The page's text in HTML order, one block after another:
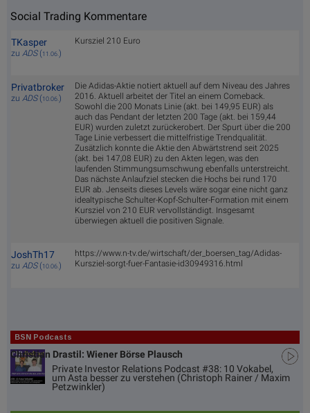
Social Trading Kommentare
TKasper
zu ADS(11.06. )
Kursziel 210 Euro
Privatbroker
zu ADS(10.06. )
Die Adidas-Aktie notiert aktuell auf dem Niveau des Jahres
2016. Aktuell arbeitet der Titel an einem Comeback.
Sowohl die 200 Monats Linie (akt. bei 149,95 EUR) als
auch das Pendant der letzten 200 Tage (akt. bei 159,44
EUR) wurden zuletzt zurückerobert. Der Spurt über die 200
Tage Linie verbessert die mittelfristige Trendqualität.
Zusätzlich konnte die Aktie den Abwärtstrend seit 2025
(akt. bei 147,08 EUR) zu den Akten legen, was den
laufenden Stimmungsumschwung ebenfalls unterstreicht.
Das nächste Anlaufziel stecken die Hochs bei rund 170
EUR ab. Jenseits dieses Levels wäre sogar eine nicht ganz
idealtypische Schulter-Kopf-Schulter-Formation mit einem
Kursziel von 210 EUR vervollständigt. Insgesamt
überwiegen aktuell die positiven Signale.
JoshTh17
zu ADS(10.06. )
https://www.n-tv.de/wirtschaft/der_boersen_tag/Adidas-
Kursziel-sorgt-fuer-Fantasie-id30949316.html
BSN Podcasts
Christian Drastil: Wiener Börse Plausch
Private Investor Relations Podcast #38: 10 Vokabel,
um Asta besser zu verstehen (Christoph Rainer / Maxim
Petzwinkler)